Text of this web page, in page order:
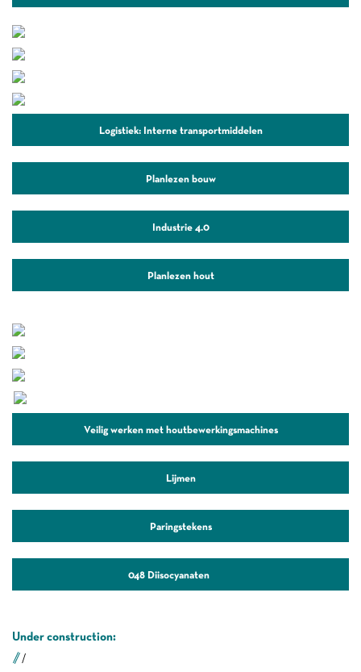
Logistiek: Interne transportmiddelen
Planlezen bouw
Industrie 4.0
Planlezen hout
Veilig werken met houtbewerkingsmachines
Lijmen
Paringstekens
048 Diisocyanaten
Under construction:
/